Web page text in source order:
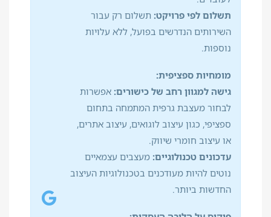
תשלום לפי פרויקט: תשלום רק עבור
השירותים הנדרשים בפועל, ללא עלויות
נוספות.
מומחיות ספציפית:
גישה למגוון רחב של כישורים: אפשרות
לבחור מעצבת גרפית המתמחה בתחום
ספציפי, כגון עיצוב לוגואים, עיצוב אתרים,
או עיצוב חומרי שיווק.
עדכונים טכנולוגיים: מעצבים עצמאיים
נוטים להיות מעודכנים בטכנולוגיות העיצוב
החדשות ביותר.